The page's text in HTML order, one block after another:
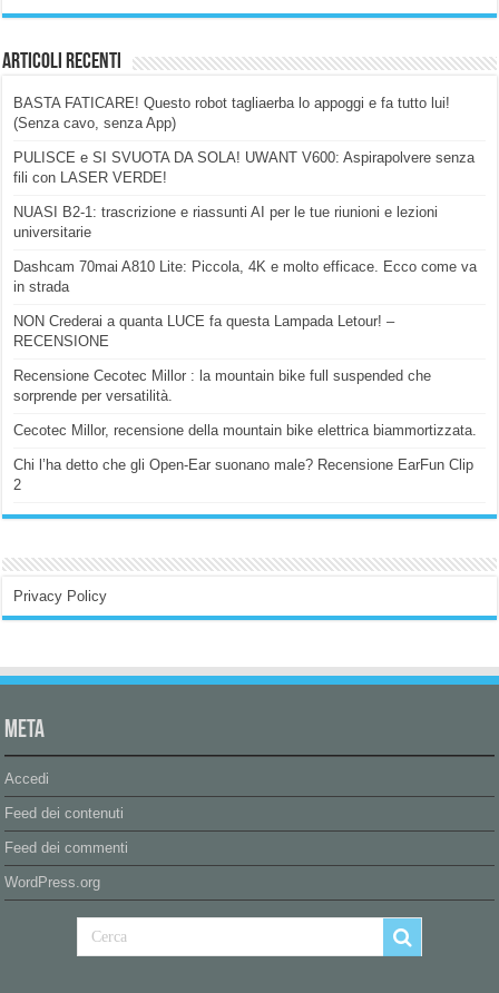
Articoli Recenti
BASTA FATICARE! Questo robot tagliaerba lo appoggi e fa tutto lui!
(Senza cavo, senza App)
PULISCE e SI SVUOTA DA SOLA! UWANT V600: Aspirapolvere senza
fili con LASER VERDE!
NUASI B2-1: trascrizione e riassunti AI per le tue riunioni e lezioni
universitarie
Dashcam 70mai A810 Lite: Piccola, 4K e molto efficace. Ecco come va
in strada
NON Crederai a quanta LUCE fa questa Lampada Letour! –
RECENSIONE
Recensione Cecotec Millor : la mountain bike full suspended che
sorprende per versatilità.
Cecotec Millor, recensione della mountain bike elettrica biammortizzata.
Chi l’ha detto che gli Open-Ear suonano male? Recensione EarFun Clip
2
Privacy Policy
Meta
Accedi
Feed dei contenuti
Feed dei commenti
WordPress.org